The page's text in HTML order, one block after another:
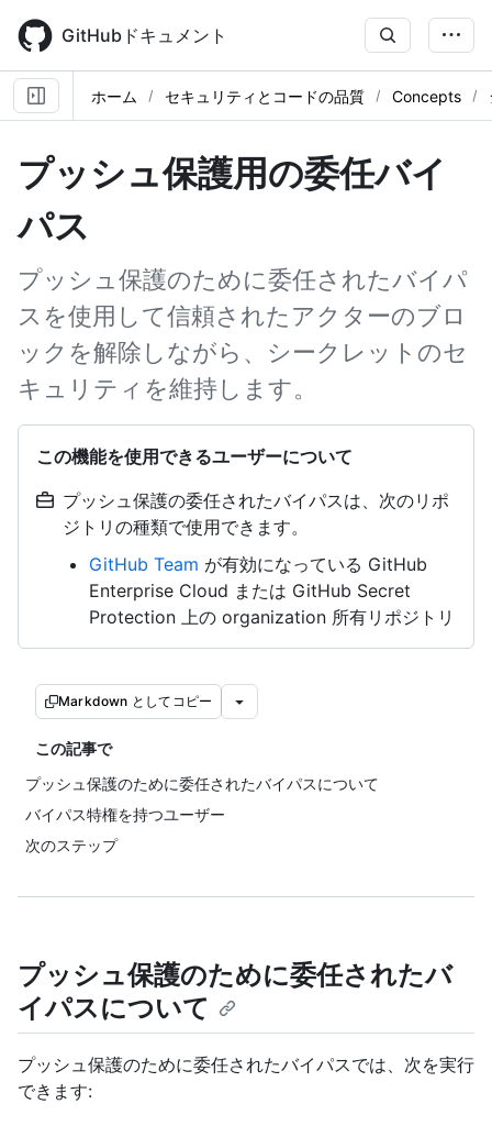
main
content
GitHubドキュメント
ホーム セキュリティとコードの品質 Concepts
プッシュ保護用の委任バイ
パス
プッシュ保護のために委任されたバイパ
スを使用して信頼されたアクターのブロ
ックを解除しながら、シークレットのセ
キュリティを維持します。
この機能を使用できるユーザーについて
プッシュ保護の委任されたバイパスは、次のリポ
ジトリの種類で使用できます。
GitHub Team が有効になっている GitHub
Enterprise Cloud または GitHub Secret
Protection 上の organization 所有リポジトリ
Markdown としてコピー
この記事で
プッシュ保護のために委任されたバイパスについて
バイパス特権を持つユーザー
次のステップ
プッシュ保護のために委任されたバ
イパスについて
プッシュ保護のために委任されたバイパスでは、次を実行
できます: